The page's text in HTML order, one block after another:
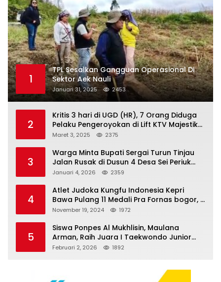
1
TPL Sesalkan Gangguan Operasional Di
Sektor Aek Nauli
Januari 31, 2025 2453
2
Kritis 3 hari di UGD (HR), 7 Orang Diduga
Pelaku Pengeroyokan di Lift KTV Majestik
Melenggang Bebas, Kantor Hukum JAP
Tanjungpinang
Maret 3, 2025 2375
3
Warga Minta Bupati Sergai Turun Tinjau
Jalan Rusak di Dusun 4 Desa Sei Periuk
Serdang Bedagai
Januari 4, 2026 2359
4
Atlet Judoka Kungfu Indonesia Kepri
Bawa Pulang 11 Medali Pra Fornas bogor, 3
Emas dan 8 Perunggu.
November 19, 2024 1972
5
Siswa Ponpes Al Mukhlisin, Maulana
Arman, Raih Juara I Taekwondo Junior
Putra di Riau National Championship 2026
Februari 2, 2026 1892